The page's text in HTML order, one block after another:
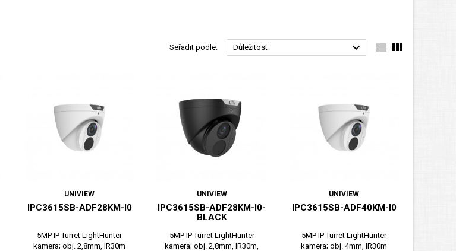
Seřadit podle: Důležitost   
UNIVIEW
IPC3615SB-ADF28KM-I0
5MP IP Turret LightHunter
kamera; obj. 2,8mm, IR30m
UNIVIEW
IPC3615SB-ADF28KM-I0-
BLACK
5MP IP Turret LightHunter
kamera; obj. 2,8mm, IR30m,
UNIVIEW
IPC3615SB-ADF40KM-I0
5MP IP Turret LightHunter
kamera; obj. 4mm, IR30m